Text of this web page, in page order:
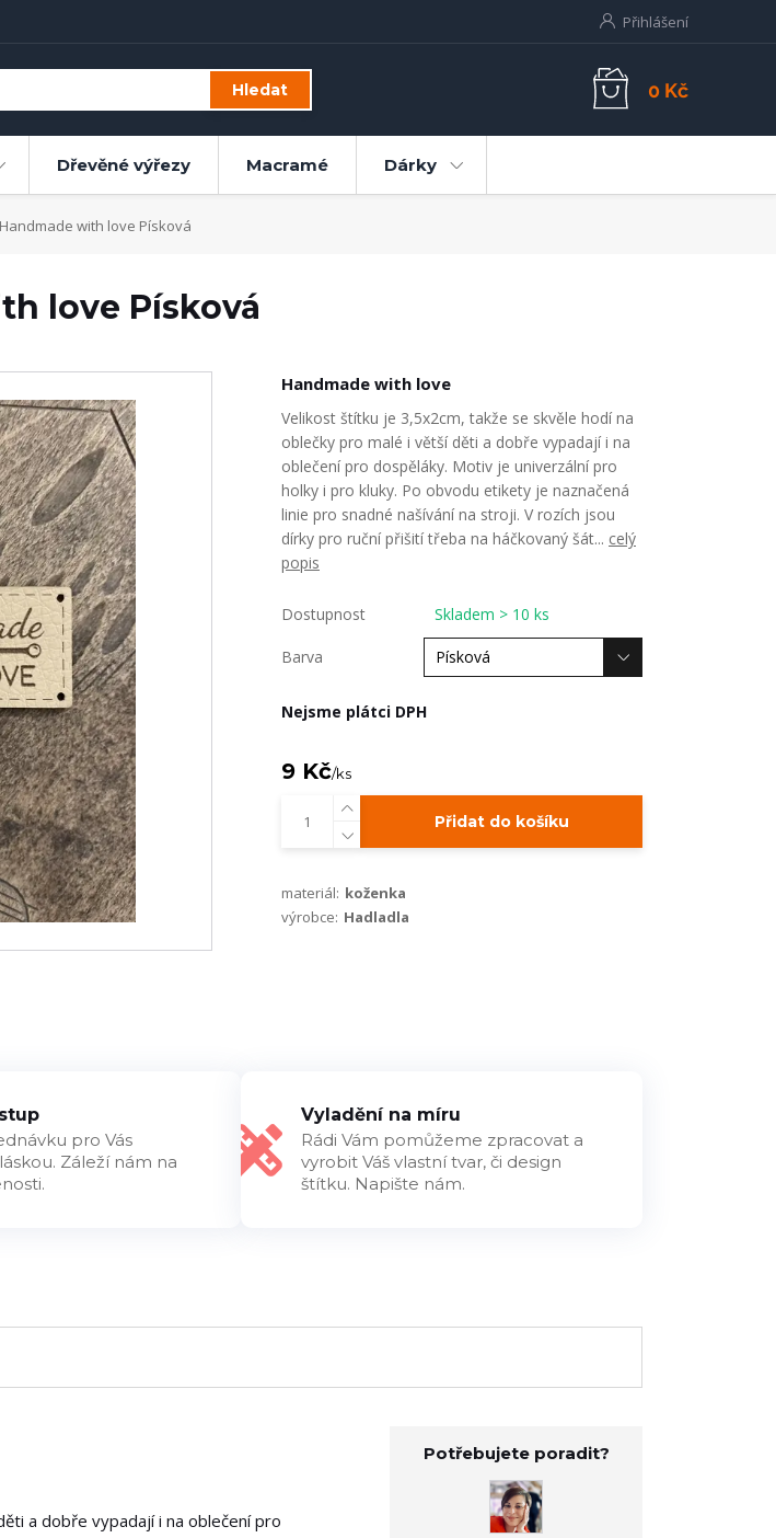
Přihlášení
Hledat 0 Kč
Dřevěné výřezy Macramé Dárky
with love Písková
love Písková
Handmade with love
Velikost štítku je 3,5x2cm, takže se skvěle hodí na
oblečky pro malé i větší děti a dobře vypadají i na
oblečení pro dospěláky. Motiv je univerzální pro
holky i pro kluky. Po obvodu etikety je naznačená
linie pro snadné našívání na stroji. V rozích jsou
dírky pro ruční přišití třeba na háčkovaný šát... celý
popis
Dostupnost Skladem > 10 ks
Barva
Nejsme plátci DPH
9 Kč/ks
Přidat do košíku
materiál: koženka
výrobce: Hadladla
pro Vás
Záleží nám na
Vyladění na míru
Rádi Vám pomůžeme zpracovat a
vyrobit Váš vlastní tvar, či design
štítku. Napište nám.
a dobře vypadají i na oblečení pro
Potřebujete poradit?